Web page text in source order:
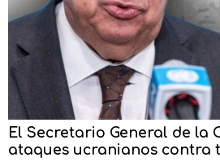
El Secretario General de la
ataques ucranianos contra